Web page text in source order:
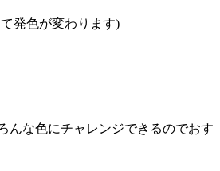
発色が変わります)
んな色にチャレンジできるのでおす